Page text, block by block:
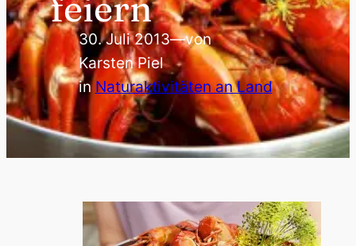
30. Juli 2013—von
Karsten Piel
inNaturaktivitäten an Land